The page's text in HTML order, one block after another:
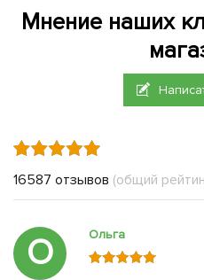
Мнение наших
16587 отзывов (общий
О Ольга